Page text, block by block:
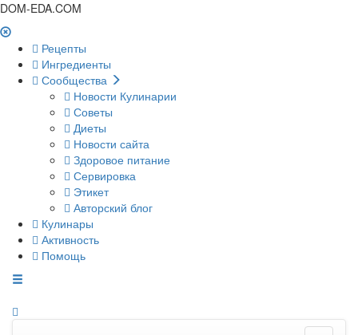
DOM-EDA.COM
Рецепты
Ингредиенты
Сообщества
Новости Кулинарии
Советы
Диеты
Новости сайта
Здоровое питание
Сервировка
Этикет
Авторский блог
Кулинары
Активность
Помощь